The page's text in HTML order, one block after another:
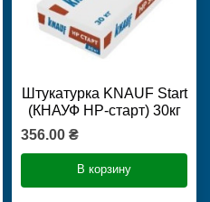
Штукатурка KNAUF Start
(КНАУФ НР-старт) 30кг
356.00 ₴
В корзину